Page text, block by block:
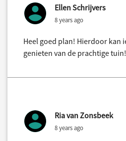
Ellen Schrijvers
8 years ago
Heel goed plan! Hierdoor kan
genieten van de prachtige tuin!
Ria van Zonsbeek
8 years ago